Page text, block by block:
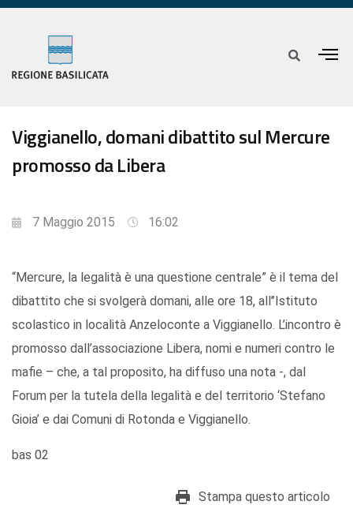
Viggianello, domani dibattito sul Mercure
promosso da Libera
7 Maggio 2015 16:02
“Mercure, la legalità è una questione centrale” è il tema del
dibattito che si svolgerà domani, alle ore 18, all’’Istituto
scolastico in località Anzeloconte a Viggianello. L’incontro è
promosso dall’associazione Libera, nomi e numeri contro le
mafie – che, a tal proposito, ha diffuso una nota -, dal
Forum per la tutela della legalità e del territorio ‘Stefano
Gioia’ e dai Comuni di Rotonda e Viggianello.
bas 02
Stampa questo articolo